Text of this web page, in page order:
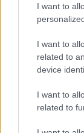
I want to
I want to
related to
device
I want to
related to
XPENG
Elettrici e
Rilancio
Formazza
Scoperte